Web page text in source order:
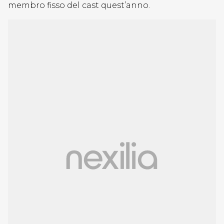
membro fisso del cast quest’anno.